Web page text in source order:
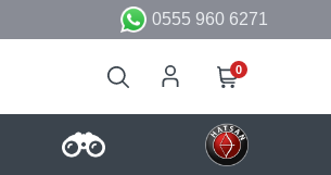
0555 960 6271
0